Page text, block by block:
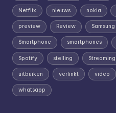
Netflix nieuws nokia
preview Review Samsung
Smartphone smartphones
Spotify stelling Streaming
uitbuiken verlinkt video
whatsapp